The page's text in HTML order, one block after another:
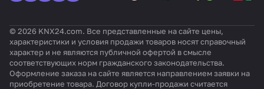
© 2026 KNX24.com. Все представленные на сайте цены,
характеристики и условия продажи товаров носят справочный
характер и не являются публичной офертой в смысле
соответствующих норм гражданского законодательства.
Оформление заказа на сайте является направлением заявки на
приобретение товара. Договор купли-продажи считается